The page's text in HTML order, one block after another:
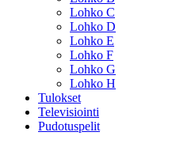
Lohko C
Lohko D
Lohko E
Lohko F
Lohko G
Lohko H
Tulokset
Televisiointi
Pudotuspelit